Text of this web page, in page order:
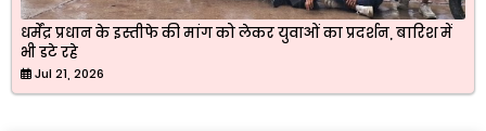
धर्मेंद्र प्रधान के इस्तीफे की मांग को लेकर युवाओं का प्रदर्शन, बारिश में
भी डटे रहे
Jul 21, 2026